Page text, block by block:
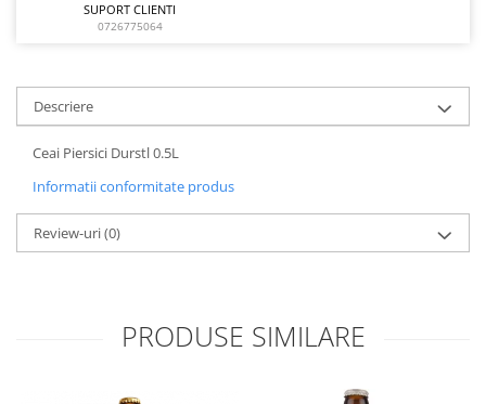
SUPORT CLIENTI
0726775064
Descriere
Ceai Piersici Durstl 0.5L
Informatii conformitate produs
Review-uri(0)
PRODUSE SIMILARE